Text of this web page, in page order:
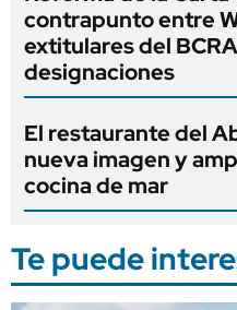
contrapunto entre
extitulares del
designaciones
El restaurante del
nueva imagen y
cocina de mar
Te puede